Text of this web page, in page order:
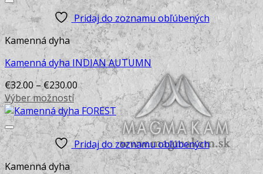
Pridaj do zoznamu obľúbených
Kamenná dyha
Kamenná dyha INDIAN AUTUMN
€32.00–€230.00
Výber možností
This
product
has
multiple
variants.
Pridaj do zoznamu obľúbených
Kamenná dyha